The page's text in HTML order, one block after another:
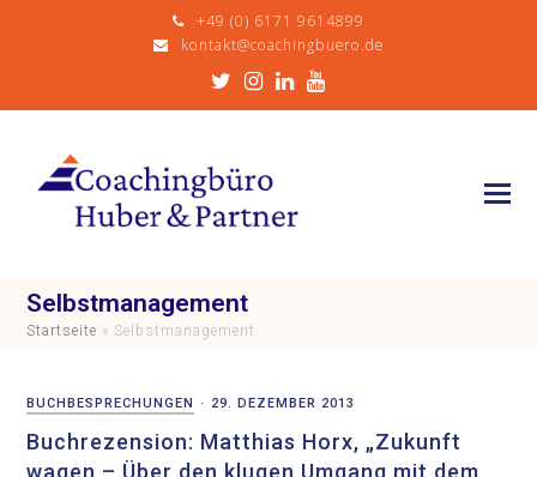
+49 (0) 6171 9614899
kontakt@coachingbuero.de
Twitter
Instagram
LinkedIn
Selbstmanagement
Startseite » Selbstmanagement
BUCHBESPRECHUNGEN · 29. DEZEMBER 2013
Buchrezension: Matthias Horx, „Zukunft
wagen – Über den klugen Umgang mit dem